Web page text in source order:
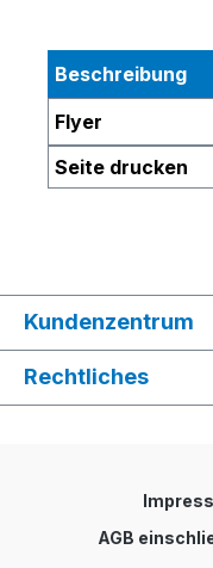
Beschreibung
Flyer
Seite drucken
Kundenzentrum
Rechtliches
AGB